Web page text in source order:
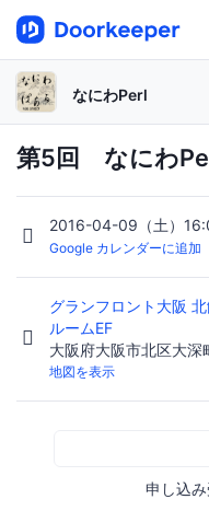
なにわPerl
第5回 なにわ
2016-04-09（土）
Google カレンダーに追加
グランフロント大阪
ルームEF
大阪府大阪市北区大
地図を表示
申し込